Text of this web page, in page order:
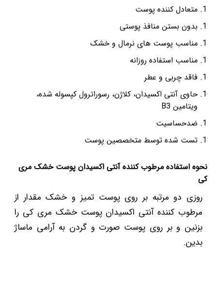
متعادل کننده پوست
بدون بستن منافذ پوستی
مناسب پوست های نرمال و خشک
مناسب استفاده روزانه
فاقد چربی و عطر
حاوی آنتی اکسیدان، کلاژن، رسوراترول کپسوله شده،
ویتامین B3
ضدحساسیت
تست شده توسط متخصصین پوست
نحوه استفاده مرطوب کننده آنتی اکسیدان پوست خشک مری
کی
روزی دو مرتبه بر روی پوست تمیز و خشک مقدار از
مرطوب کننده آنتی اکسیدان پوست خشک مری کی را
بزنین و بر روی پوست صورت و گردن به آرامی ماساژ
بدین.